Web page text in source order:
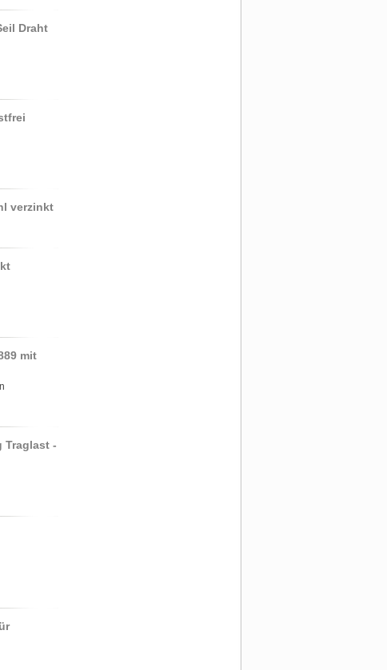
Draht
verzinkt
mit
Traglast -